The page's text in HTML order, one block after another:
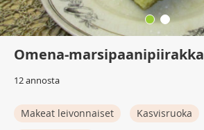
Omena-marsipaanipiirakka
12 annosta
Makeat leivonnaiset
Kasvisruoka